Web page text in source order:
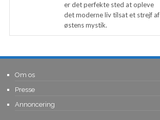
er det perfekte sted at opleve
det moderne liv tilsat et strejf af
østens mystik.
Om os
Presse
Annoncering